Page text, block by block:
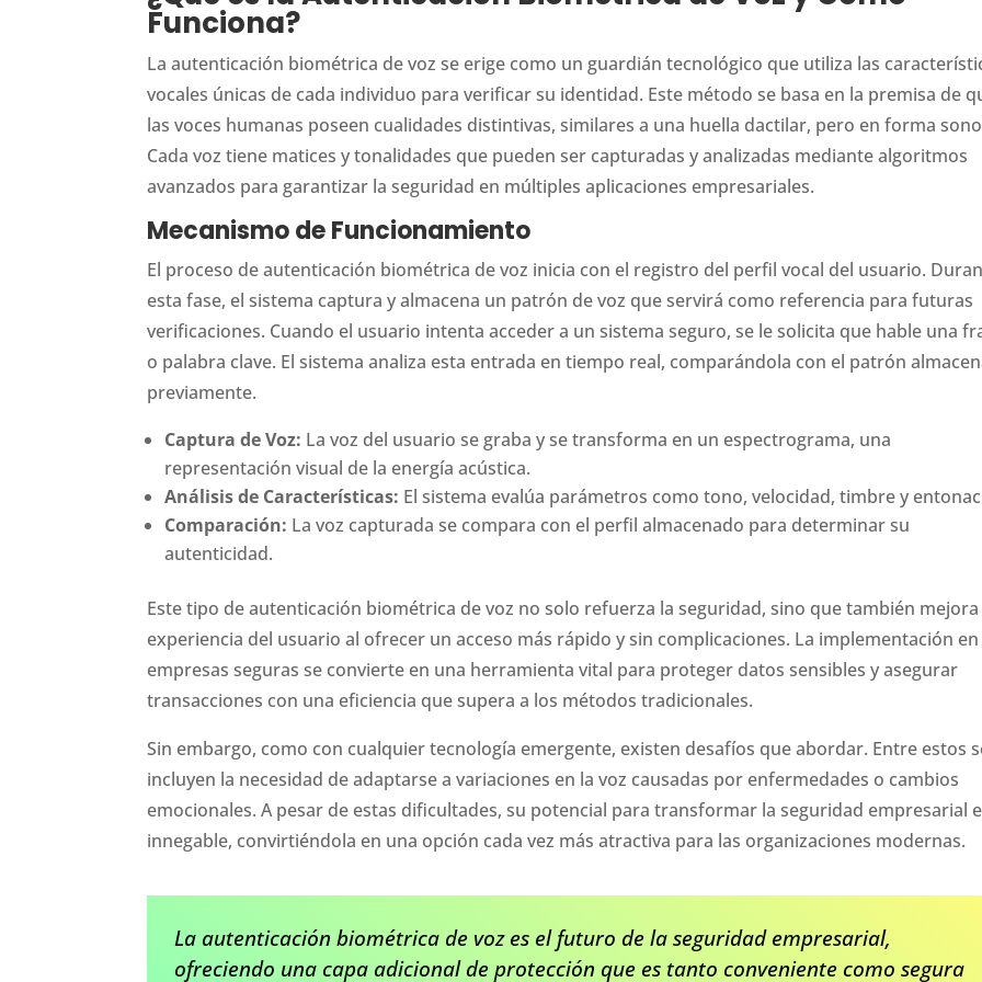
Funciona?
La autenticación biométrica de voz se erige como un guardián tecnológico que utiliza las
vocales únicas de cada individuo para verificar su identidad. Este método se basa en la premisa de
las voces humanas poseen cualidades distintivas, similares a una huella dactilar, pero en forma
Cada voz tiene matices y tonalidades que pueden ser capturadas y analizadas mediante algoritmos
avanzados para garantizar la seguridad en múltiples aplicaciones empresariales.
Mecanismo de Funcionamiento
El proceso de autenticación biométrica de voz inicia con el registro del perfil vocal del usuario.
esta fase, el sistema captura y almacena un patrón de voz que servirá como referencia para futuras
verificaciones. Cuando el usuario intenta acceder a un sistema seguro, se le solicita que hable una
o palabra clave. El sistema analiza esta entrada en tiempo real, comparándola con el patrón
previamente.
Captura de Voz: La voz del usuario se graba y se transforma en un espectrograma, una
representación visual de la energía acústica.
Análisis de Características: El sistema evalúa parámetros como tono, velocidad, timbre y
Comparación: La voz capturada se compara con el perfil almacenado para determinar su
autenticidad.
Este tipo de autenticación biométrica de voz no solo refuerza la seguridad, sino que también
experiencia del usuario al ofrecer un acceso más rápido y sin complicaciones. La implementación
empresas seguras se convierte en una herramienta vital para proteger datos sensibles y asegurar
transacciones con una eficiencia que supera a los métodos tradicionales.
Sin embargo, como con cualquier tecnología emergente, existen desafíos que abordar. Entre estos
incluyen la necesidad de adaptarse a variaciones en la voz causadas por enfermedades o cambios
emocionales. A pesar de estas dificultades, su potencial para transformar la seguridad empresarial
innegable, convirtiéndola en una opción cada vez más atractiva para las organizaciones modernas.
La autenticación biométrica de voz es el futuro de la seguridad empresarial,
ofreciendo una capa adicional de protección que es tanto conveniente como segura